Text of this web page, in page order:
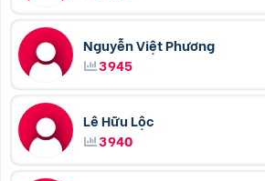
Nguyễn Việt Phương
3945
Lê Hữu Lộc
3940